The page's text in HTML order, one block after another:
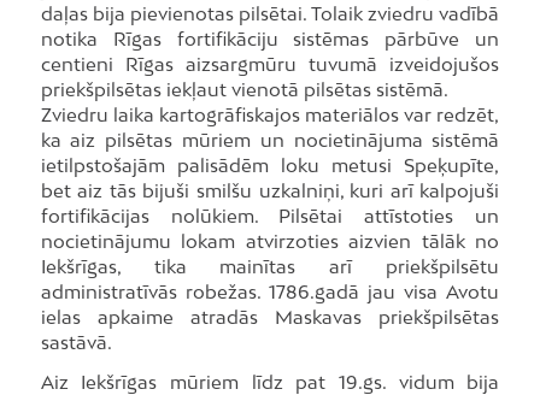
daļas bija pievienotas pilsētai. Tolaik zviedru vadībā
notika Rīgas fortifikāciju sistēmas pārbūve un
centieni Rīgas aizsargmūru tuvumā izveidojušos
priekšpilsētas iekļaut vienotā pilsētas sistēmā.
Zviedru laika kartogrāfiskajos materiālos var redzēt,
ka aiz pilsētas mūriem un nocietinājuma sistēmā
ietilpstošajām palisādēm loku metusi Speķupīte,
bet aiz tās bijuši smilšu uzkalniņi, kuri arī kalpojuši
fortifikācijas nolūkiem. Pilsētai attīstoties un
nocietinājumu lokam atvirzoties aizvien tālāk no
Iekšrīgas, tika mainītas arī priekšpilsētu
administratīvās robežas. 1786.gadā jau visa Avotu
ielas apkaime atradās Maskavas priekšpilsētas
sastāvā.
Aiz Iekšrīgas mūriem līdz pat 19.gs. vidum bija